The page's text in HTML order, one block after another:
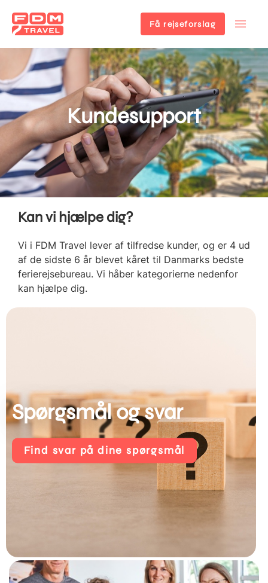
hovedindhold
Få rejseforslag
Kundesupport
Kan vi hjælpe dig?
Vi i FDM Travel lever af tilfredse kunder, og er 4 ud
af de sidste 6 år blevet kåret til Danmarks bedste
ferierejsebureau. Vi håber kategorierne nedenfor
kan hjælpe dig.
Spørgsmål og svar
Find svar på dine spørgsmål